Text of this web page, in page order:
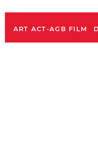
ART ACT-AGB FILM